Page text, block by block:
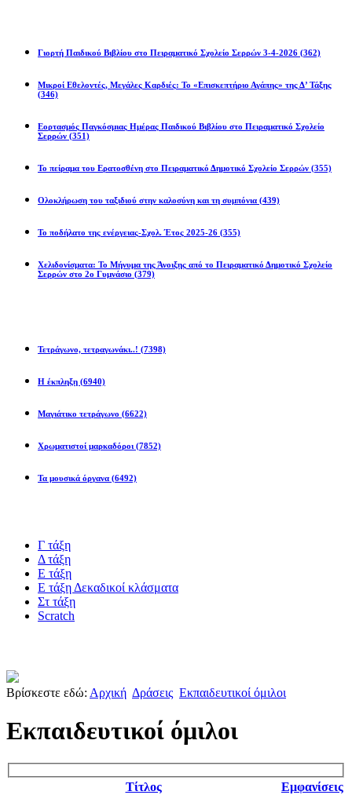
Γιορτή Παιδικού Βιβλίου στο Πειραματικό Σχολείο Σερρών 3-4-2026 (362)
Μικροί Εθελοντές, Μεγάλες Καρδιές: Το «Επισκεπτήριο Αγάπης» της Δ’ Τάξης
(346)
Εορτασμός Παγκόσμιας Ημέρας Παιδικού Βιβλίου στο Πειραματικό Σχολείο
Σερρών (351)
Το πείραμα του Ερατοσθένη στο Πειραματικό Δημοτικό Σχολείο Σερρών (355)
Ολοκλήρωση του ταξιδιού στην καλοσύνη και τη συμπόνια (439)
Το ποδήλατο της ενέργειας-Σχολ. Έτος 2025-26 (355)
Χελιδονίσματα: Το Μήνυμα της Άνοιξης από το Πειραματικό Δημοτικό Σχολείο
Σερρών στο 2ο Γυμνάσιο (379)
Τετράγωνο, τετραγωνάκι..! (7398)
Η έκπληξη (6940)
Μαγιάτικο τετράγωνο (6622)
Χρωματιστοί μαρκαδόροι (7852)
Τα μουσικά όργανα (6492)
Γ τάξη
Δ τάξη
Ε τάξη
Ε τάξη Δεκαδικοί κλάσματα
Στ τάξη
Scratch
Βρίσκεστε εδώ: Αρχική Δράσεις Εκπαιδευτικοί όμιλοι
Εκπαιδευτικοί όμιλοι
Τίτλος
Εμφανίσεις